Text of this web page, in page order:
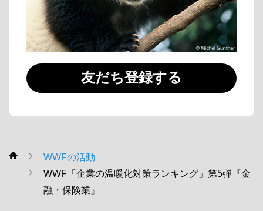
友だち登録する
WWF
WWFの活動
WWF「企業の温暖化対策ランキング」第5弾『金
融・保険業』